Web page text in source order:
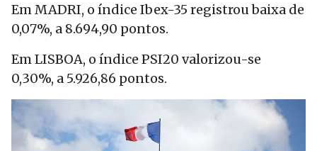
Em MADRI, o índice Ibex-35 registrou baixa de
0,07%, a 8.694,90 pontos.
Em LISBOA, o índice PSI20 valorizou-se
0,30%, a 5.926,86 pontos.